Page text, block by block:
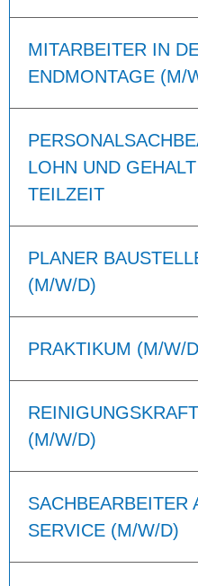
MITARBEITER IN
ENDMONTAGE (M/
LOHN UND
TEILZEIT
PLANER
(M/W/D)
PRAKTIKUM (M/W/
(M/W/D)
SACHBEARBEITER
SERVICE (M/W/D)